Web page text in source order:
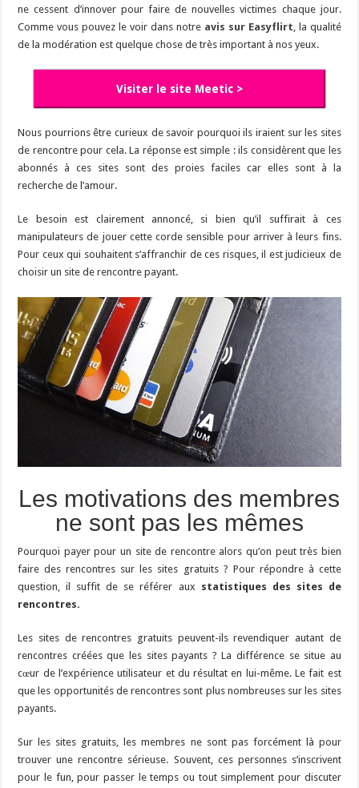
ne cessent d’innover pour faire de nouvelles victimes chaque jour.
Comme vous pouvez le voir dans notre avis sur Easyflirt, la qualité
de la modération est quelque chose de très important à nos yeux.
Visiter le site Meetic >
Nous pourrions être curieux de savoir pourquoi ils iraient sur les sites
de rencontre pour cela. La réponse est simple : ils considèrent que les
abonnés à ces sites sont des proies faciles car elles sont à la
recherche de l’amour.
Le besoin est clairement annoncé, si bien qu’il suffirait à ces
manipulateurs de jouer cette corde sensible pour arriver à leurs fins.
Pour ceux qui souhaitent s’affranchir de ces risques, il est judicieux de
choisir un site de rencontre payant.
Les motivations des membres
ne sont pas les mêmes
Pourquoi payer pour un site de rencontre alors qu’on peut très bien
faire des rencontres sur les sites gratuits ? Pour répondre à cette
question, il suffit de se référer aux statistiques des sites de
rencontres.
Les sites de rencontres gratuits peuvent-ils revendiquer autant de
rencontres créées que les sites payants ? La différence se situe au
cœur de l’expérience utilisateur et du résultat en lui-même. Le fait est
que les opportunités de rencontres sont plus nombreuses sur les sites
payants.
Sur les sites gratuits, les membres ne sont pas forcément là pour
trouver une rencontre sérieuse. Souvent, ces personnes s’inscrivent
pour le fun, pour passer le temps ou tout simplement pour discuter